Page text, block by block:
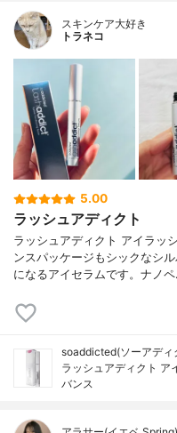
スキンケア大好き
トラネコ
5.00
ラッシュアディクト
ラッシュアディクト アイラッ
ンスパッケージもシックなシ
になるアイセラムです。ナノ
soaddicted(ソーアディ
ラッシュアディクト ア
バンス